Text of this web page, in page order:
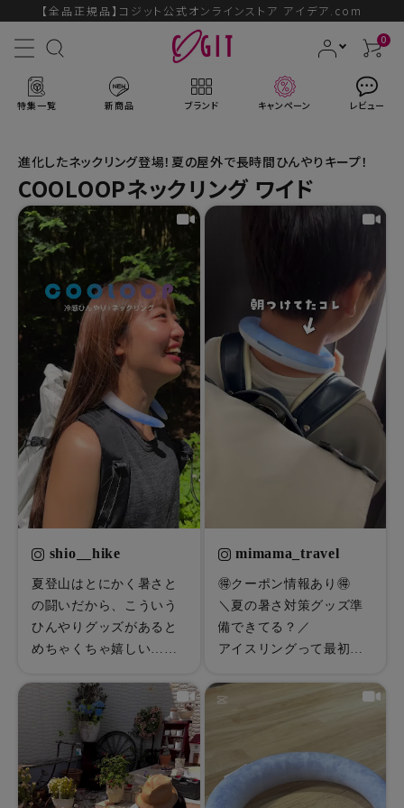
【全品正規品】コジット公式オンラインストア アイデア.com
0
特集一覧 新商品 ブランド キャンペーン レビュー
ACCOUNT MENU
ようこそ ゲスト 様
ログイン 会員登録
ブランドから探す
新商品
暑さ・紫外線対策グッズ
推し活グッズ
掃除グッズ
ビューティー
ファッション
アウトドア・トラベル
インテリア
進化したネックリング登場！夏の屋外で長時間ひんやりキープ！
COOLOOPネックリング ワイド
shio__hike
夏登山はとにかく暑さと
の闘いだから、こういう
ひんやりグッズがあると
めちゃくちゃ嬉しい…🥵
「COOLOOP」のネック
リング
こういうグッズ始めて使
ったのだけど
今までなんで使ってなか
mimama_travel
🉐クーポン情報あり🉐
＼夏の暑さ対策グッズ準
備できてる？／
アイスリングって最初は
結局すぐ溶けてふにゃふ
って思ってない？思って
るよね？
私は思ってた！！！🤣